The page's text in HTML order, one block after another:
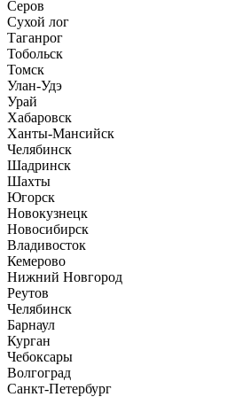
Серов
Сухой лог
Таганрог
Тобольск
Томск
Улан-Удэ
Урай
Хабаровск
Ханты-Мансийск
Челябинск
Шадринск
Шахты
Югорск
Новокузнецк
Новосибирск
Владивосток
Кемерово
Нижний Новгород
Реутов
Челябинск
Барнаул
Курган
Чебоксары
Волгоград
Санкт-Петербург